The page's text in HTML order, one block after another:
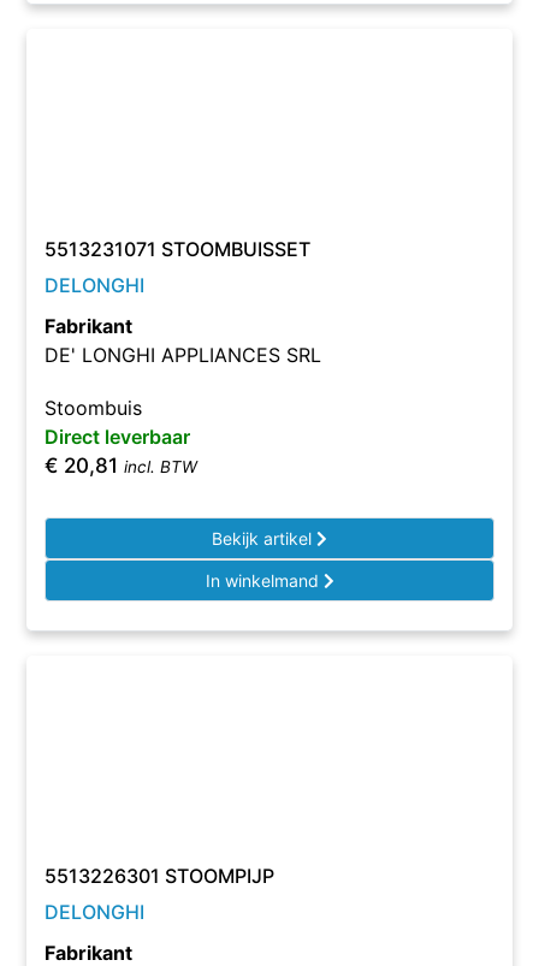
5513231071 STOOMBUISSET
DELONGHI
Fabrikant
DE' LONGHI APPLIANCES SRL
Stoombuis
Direct leverbaar
€ 20,81 incl. BTW
Bekijk artikel
In winkelmand
5513226301 STOOMPIJP
DELONGHI
Fabrikant